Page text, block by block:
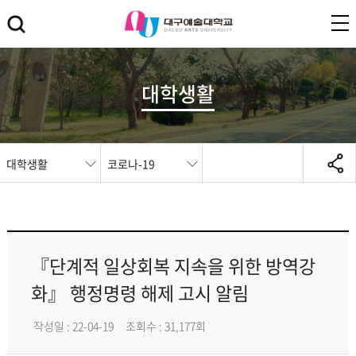
대학생활
대학생활 코로나-19
『단계적 일상회복 지속을 위한 방역강
화』 행정명령 해제 고시 알림
작성일 : 22-04-19 조회수 : 31,177회